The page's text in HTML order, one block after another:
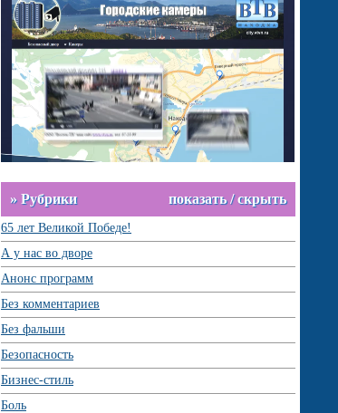
» Рубрики показать / скрыть
65 лет Великой Победе!
А у нас во дворе
Анонс программ
Без комментариев
Без фальши
Безопасность
Бизнес-стиль
Боль